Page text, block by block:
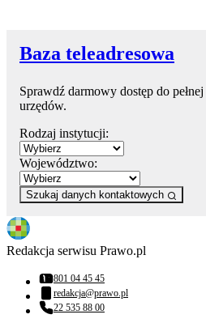
Baza teleadresowa
Sprawdź darmowy dostęp do
urzędów.
Rodzaj instytucji:
Województwo:
Szukaj danych kontaktowych
Redakcja serwisu Prawo.pl
Numer telefonu:
801 04 45 45
Adres email:
redakcja@prawo.pl
Numer telefonu:
22 535 88 00